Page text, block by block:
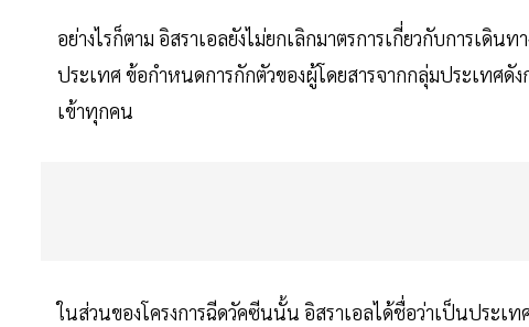
อย่างไรก็ตาม อิสราเอลยังไม่ยกเลิกมาตรการเกี่ยวกับการเดิ
ประเทศ ข้อกำหนดการกักตัวของผู้โดยสารจากกลุ่มประเทศดั
เข้าทุกคน
ในส่วนของโครงการฉีดวัคซีนนั้น อิสราเอลได้ชื่อว่าเป็นประเ